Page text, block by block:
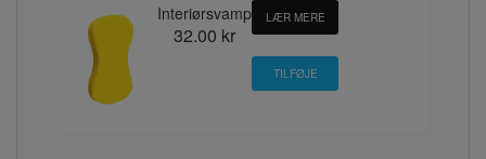
Interiørsvamp
32.00 kr
LÆR MERE